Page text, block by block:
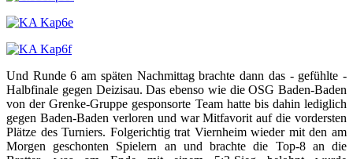
Und Runde 6 am späten Nachmittag brachte dann das - gefühlte -
Halbfinale gegen Deizisau. Das ebenso wie die OSG Baden-Baden
von der Grenke-Gruppe gesponsorte Team hatte bis dahin lediglich
gegen Baden-Baden verloren und war Mitfavorit auf die vordersten
Plätze des Turniers. Folgerichtig trat Viernheim wieder mit den am
Morgen geschonten Spielern an und brachte die Top-8 an die